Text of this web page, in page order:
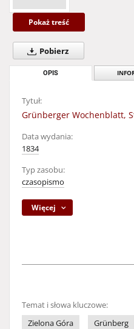
Pokaż treść
Pobierz
OPIS
Tytuł:
Grünberger Wochenblatt,
Data wydania:
1834
Typ zasobu:
czasopismo
Więcej
Temat i słowa kluczowe:
Zielona Góra
Grünberg